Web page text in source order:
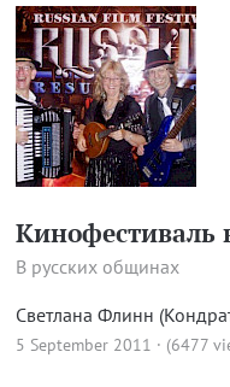
Кинофестиваль
В русских общинах
Светлана Флинн
5 September 2011 · (6477